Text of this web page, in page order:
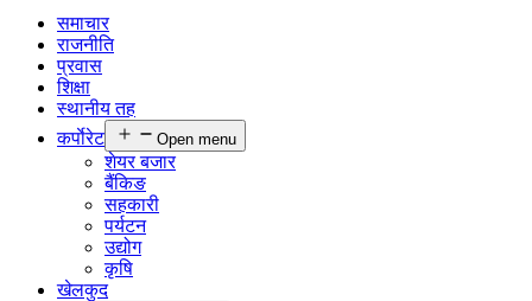
समाचार
राजनीति
प्रवास
शिक्षा
स्थानीय तह
कर्पाेरेट
Open menu
शेयर बजार
बैंकिङ
सहकारी
पर्यटन
उद्योग
कृषि
खेलकुद